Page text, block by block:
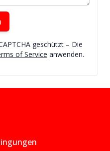
geschützt – Die
of Service anwenden.